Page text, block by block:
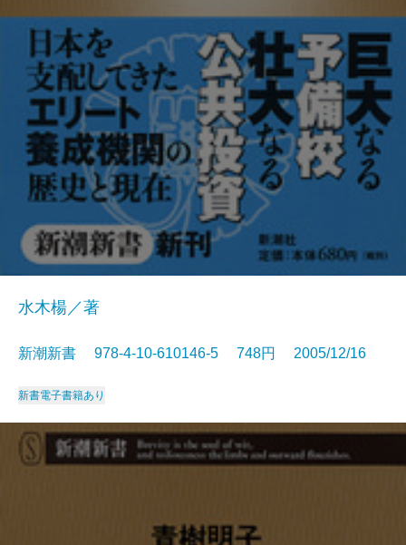
水木楊／著
新潮新書 978-4-10-610146-5 748円 2005/12/16
新書電子書籍あり